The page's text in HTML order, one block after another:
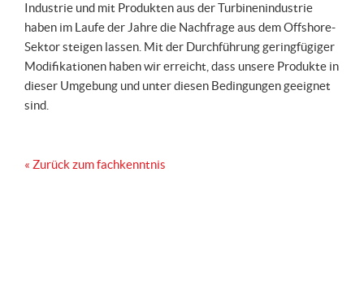
Industrie und mit Produkten aus der Turbinenindustrie
haben im Laufe der Jahre die Nachfrage aus dem Offshore-
Sektor steigen lassen. Mit der Durchführung geringfügiger
Modifikationen haben wir erreicht, dass unsere Produkte in
dieser Umgebung und unter diesen Bedingungen geeignet
sind.
« Zurück zum fachkenntnis